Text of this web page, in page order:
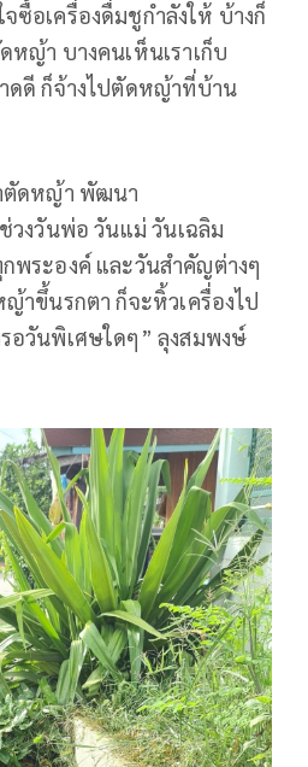
ซื้อเครื่องดื่มชูกำลังให้ บ้างก็
หญ้า บางคนเห็นเราเก็บ
ดดี ก็จ้างไปตัดหญ้าที่บ้าน
ตัดหญ้า พัฒนา
วงวันพ่อ วันแม่ วันเฉลิม
พระองค์ และวันสำคัญต่างๆ
าขึ้นรกตา ก็จะหิ้วเครื่องไป
อวันพิเศษใดๆ” ลุงสมพงษ์